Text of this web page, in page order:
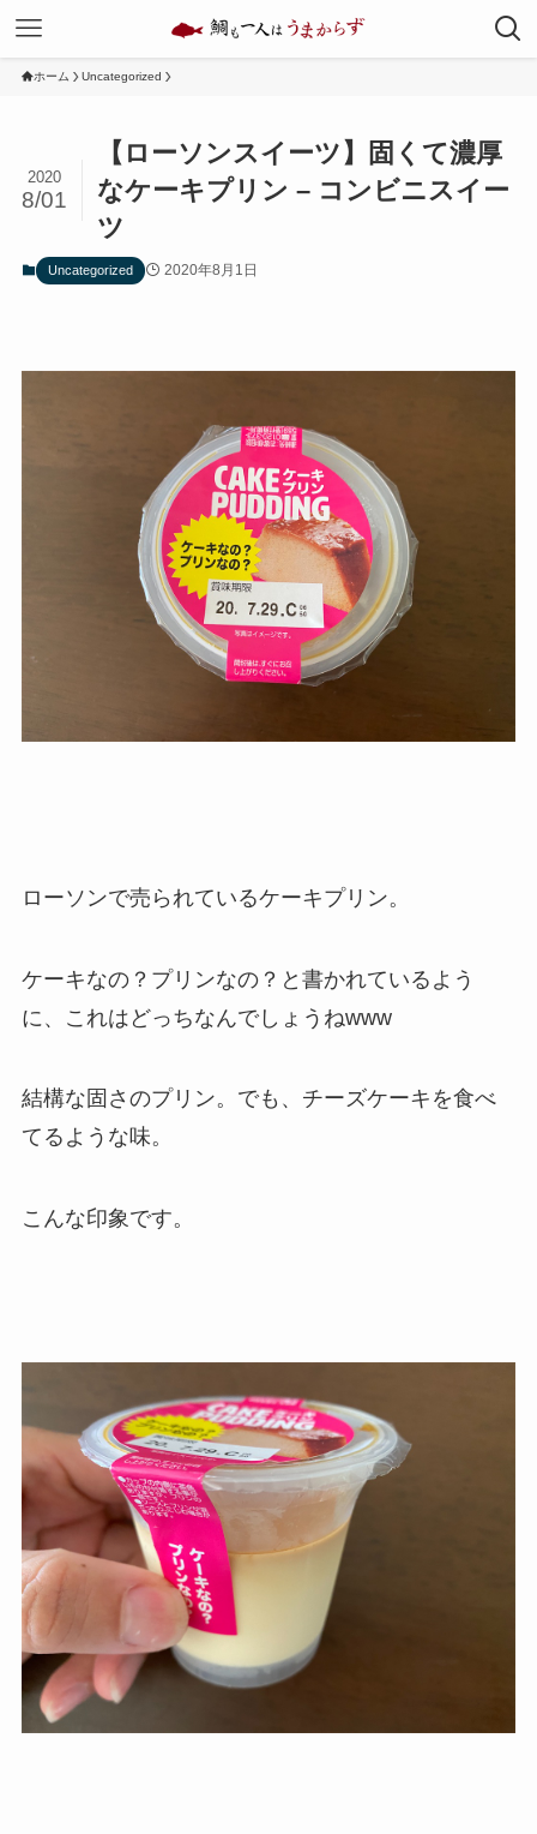
ホーム Uncategorized
【ローソンスイーツ】固くて濃厚
なケーキプリン – コンビニスイー
ツ
2020
8/01
Uncategorized 2020年8月1日
ローソンで売られているケーキプリン。
ケーキなの？プリンなの？と書かれているよう
に、これはどっちなんでしょうねwww
結構な固さのプリン。でも、チーズケーキを食べ
てるような味。
こんな印象です。